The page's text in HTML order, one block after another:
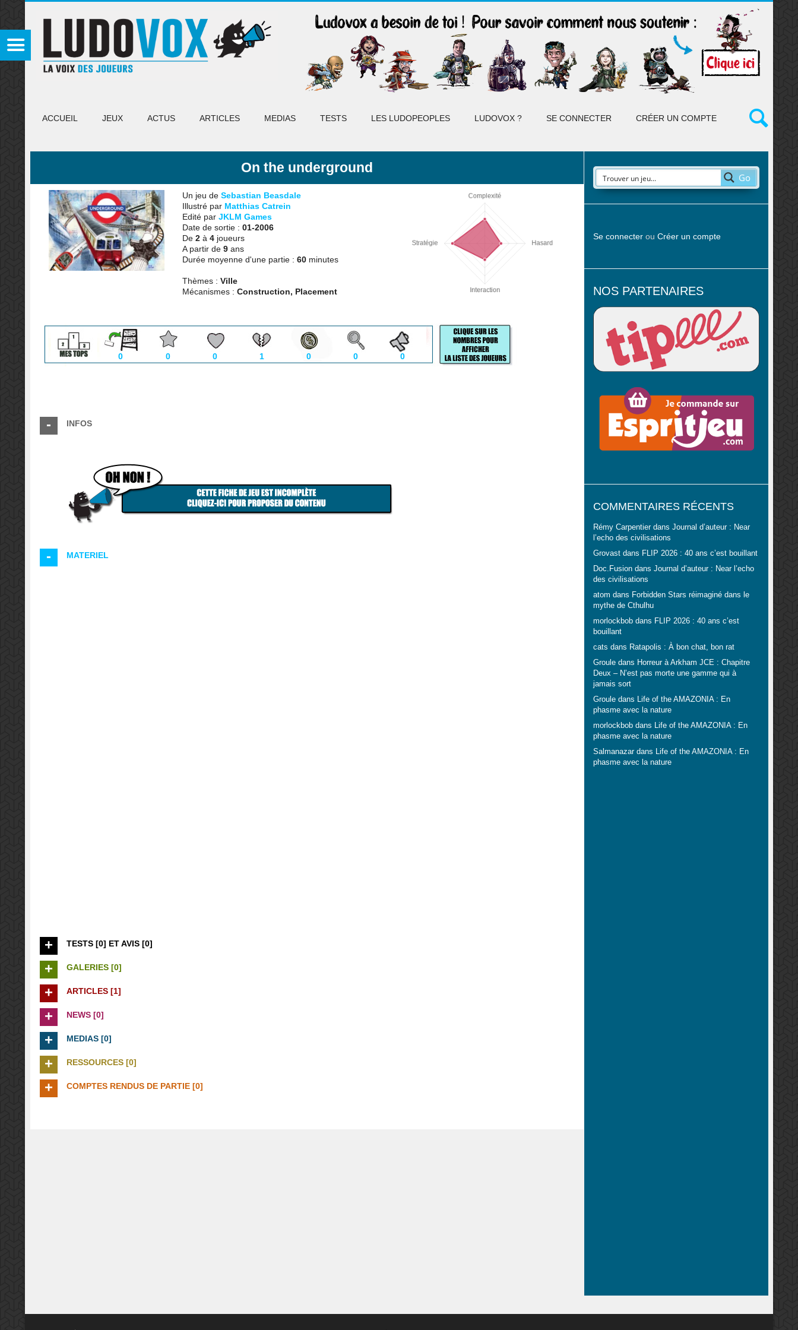
ACCUEIL JEUX ACTUS ARTICLES MEDIAS TESTS LES LUDOPEOPLES LUDOVOX ? SE CONNECTER CRÉER UN COMPTE
On the underground
Un jeu de Sebastian Beasdale
Illustré par Matthias Catrein
Edité par JKLM Games
Date de sortie : 01-2006
De 2à 4joueurs
A partir de 9ans
Durée moyenne d'une partie : 60minutes
Thèmes : Ville
Mécanismes : Construction, Placement
0 0 0 1 0 0 0
INFOS
MATERIEL
TESTS [0] ET AVIS [0]
GALERIES [0]
ARTICLES [1]
NEWS [0]
MEDIAS [0]
RESSOURCES [0]
COMPTES RENDUS DE PARTIE [0]
Go
Se connecterou Créer un compte
NOS PARTENAIRES
COMMENTAIRES RÉCENTS
Rémy Carpentierdans Journal d’auteur : Near
l’echo des civilisations
Grovastdans FLIP 2026 : 40 ans c’est bouillant
Doc.Fusiondans Journal d’auteur : Near l’echo
des civilisations
atom dans Forbidden Stars réimaginé dans le
mythe de Cthulhu
morlockbobdans FLIP 2026 : 40 ans c’est
bouillant
cats dans Ratapolis : À bon chat, bon rat
Grouledans Horreur à Arkham JCE : Chapitre
Deux – N’est pas morte une gamme qui à
jamais sort
Grouledans Life of the AMAZONIA : En
phasme avec la nature
morlockbobdans Life of the AMAZONIA : En
phasme avec la nature
Salmanazardans Life of the AMAZONIA : En
phasme avec la nature